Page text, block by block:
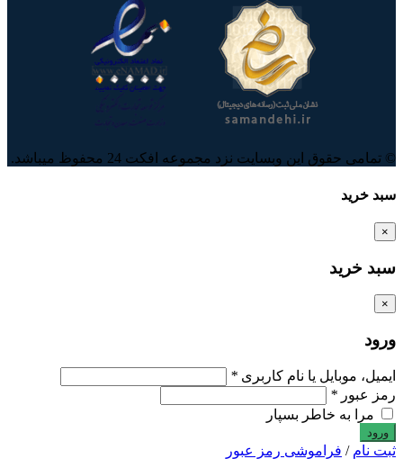
© تمامی حقوق این وبسایت نزد مجموعه افکت 24 محفوظ میباشد.
سبد خرید
×
سبد خرید
×
ورود
ایمیل، موبایل یا نام کاربری *
رمز عبور *
مرا به خاطر بسپار
ثبت نام / فراموشی رمز عبور